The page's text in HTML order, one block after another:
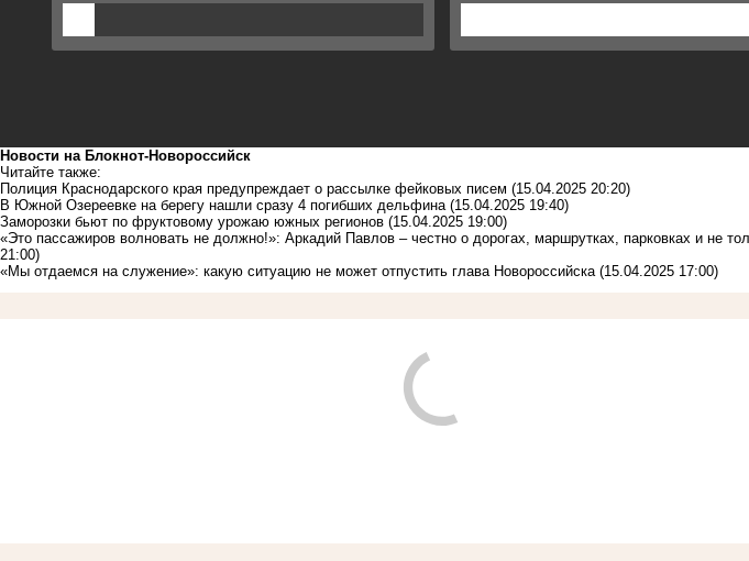
Новости на Блoкнoт-Новороссийск
Читайте также:
Полиция Краснодарского края предупреждает о рассылке фейковых писем (15.04.2025 20:20)
В Южной Озереевке на берегу нашли сразу 4 погибших дельфина (15.04.2025 19:40)
Заморозки бьют по фруктовому урожаю южных регионов (15.04.2025 19:00)
«Это пассажиров волновать не должно!»: Аркадий Павлов – честно о дорогах, маршрутках, парковках и не
21:00)
«Мы отдаемся на служение»: какую ситуацию не может отпустить глава Новороссийска (15.04.2025 17:00)